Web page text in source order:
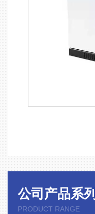
公司产品系列
PRODUCT RANGE